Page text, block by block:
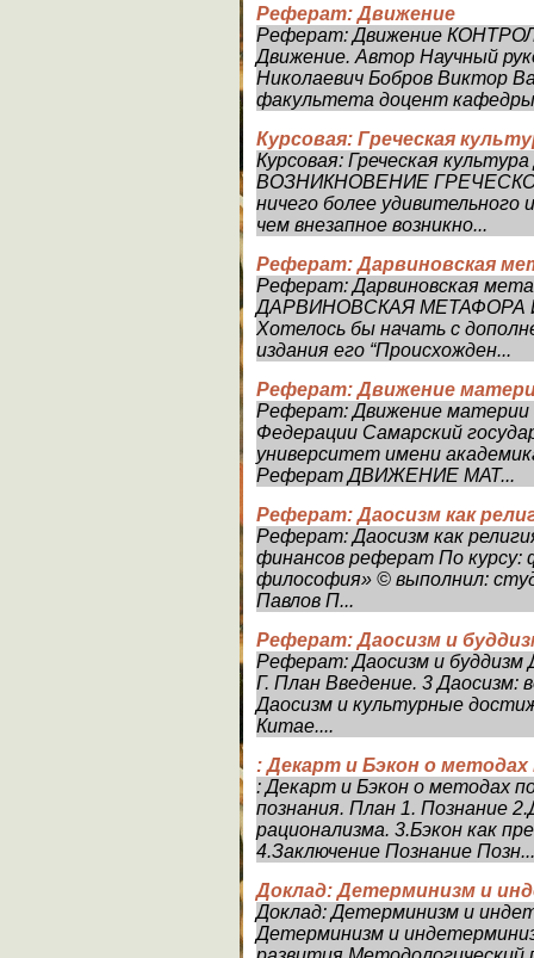
Реферат: Движение
Реферат: Движение
Движение. Автор Научный
Николаевич Бобров Виктор
факультета доцент кафедры
Курсовая: Греческая
Курсовая: Греческая
ВОЗНИКНОВЕНИЕ
ничего более удивительного
чем внезапное возникно...
Реферат: Дарвиновская
Реферат: Дарвиновская
ДАРВИНОВСКАЯ МЕТАФОРА
Хотелось бы начать с
издания его “Происхожден...
Реферат: Движение
Реферат: Движение материи
Федерации Самарский
университет имени
Реферат ДВИЖЕНИЕ МАТ...
Реферат: Даосизм как
Реферат: Даосизм как
финансов реферат По курсу:
философия» © выполнил:
Павлов П...
Реферат: Даосизм и
Реферат: Даосизм и
Г. План Введение. 3 Даосизм:
Даосизм и культурные
Китае....
: Декарт и Бэкон о методах
: Декарт и Бэкон о методах
познания. План 1. Познание
рационализма. 3.Бэкон как
4.Заключение Познание Позн...
Доклад: Детерминизм и
Доклад: Детерминизм и
Детерминизм и